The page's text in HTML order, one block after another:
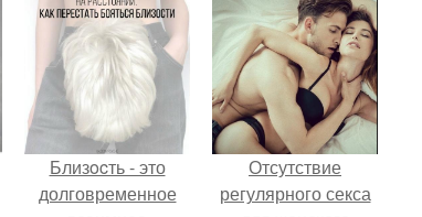
Близocть - это
долговременное
Отсутствие
регулярного секса